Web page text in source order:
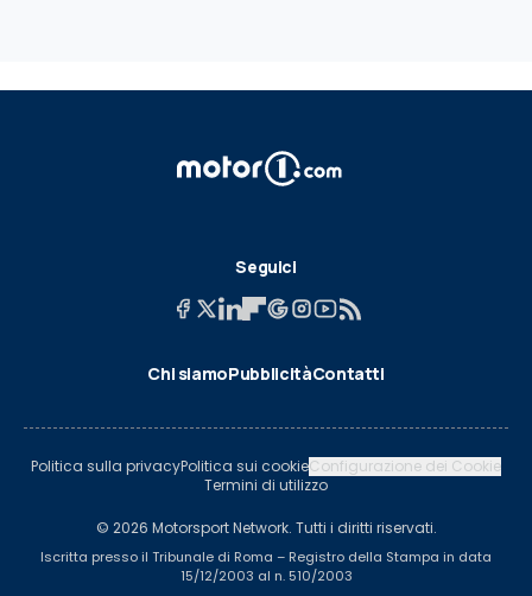
Seguici
Chi siamoPubblicitàContatti
Politica sulla privacyPolitica sui cookieConfigurazione dei Cookie
Termini di utilizzo
© 2026 Motorsport Network. Tutti i diritti riservati.
Iscritta presso il Tribunale di Roma – Registro della Stampa in data
15/12/2003 al n. 510/2003